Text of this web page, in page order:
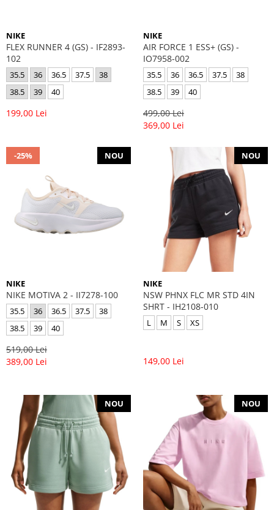
NIKE
FLEX RUNNER 4 (GS) - IF2893-
102
35.5 36 36.5 37.5
38
38.5
39 40
199,00 Lei
NIKE
AIR FORCE 1 ESS+ (GS) -
IO7958-002
35.5 36 36.5 37.5
38
38.5
39 40
499,00 Lei
369,00 Lei
-25% NOU
NIKE
NIKE MOTIVA 2 - II7278-100
35.5 36 36.5 37.5
38
38.5
39 40
519,00 Lei
389,00 Lei
NOU
NIKE
NSW PHNX FLC MR STD 4IN
SHRT - IH2108-010
L M S XS
149,00 Lei
NOU NOU